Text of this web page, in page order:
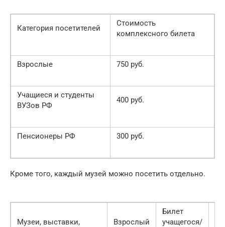
Категория посетителей
Стоимость
комплексного билета
Взрослые 750 руб.
Учащиеся и студенты
ВУЗов РФ
400 руб.
Пенсионеры РФ 300 руб.
Кроме того, каждый музей можно посетить отдельно.
Музеи, выставки,
Взрослый
Билет
учащегося/